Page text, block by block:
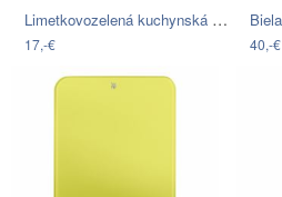
Limetkovozelená kuchynská digitálna…
17,-€ 40,-€